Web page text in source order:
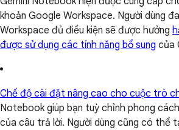
khoản Google Workspace. Người dùng
Workspace đủ điều kiện sẽ được hưởng
được sử dụng các tính năng bổ sung của
Chế độ cài đặt nâng cao cho cuộc trò
Notebook giúp bạn tuỳ chỉnh phong
của câu trả lời. Người dùng cũng có thể